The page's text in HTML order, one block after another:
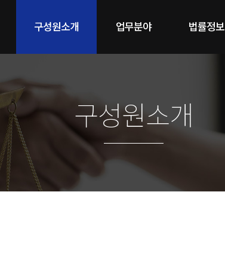
구성원소개 업무분야 법률정보
구성원소개